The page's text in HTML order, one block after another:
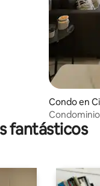
Condo en
Condominio
centro
restaurantes
fantásticos